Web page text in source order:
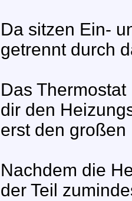
Da sitzen Ein-
getrennt durch
Das
dir den
erst den großen
Nachdem die
der Teil